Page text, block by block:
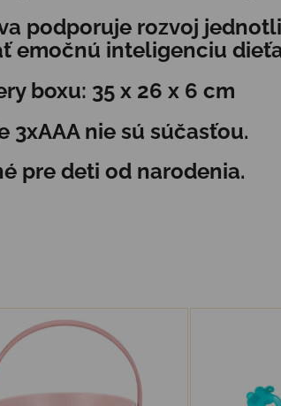
podporuje rozvoj
emočnú inteligenciu
boxu: 35 x 26 x 6 cm
3xAAA nie sú súčasťou.
pre deti od narodenia.